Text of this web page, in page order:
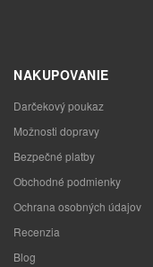
NAKUPOVANIE
Darčekový poukaz
Možnosti dopravy
Bezpečné platby
Obchodné podmienky
Ochrana osobných údajov
Recenzia
Blog